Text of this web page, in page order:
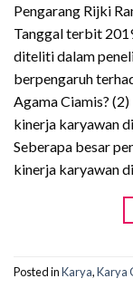
Pengarang Rijki
Tanggal terbit
diteliti dalam
berpengaruh
Agama Ciamis?
kinerja karyawan
Seberapa besar
kinerja karyawan
Posted inKarya,Karya